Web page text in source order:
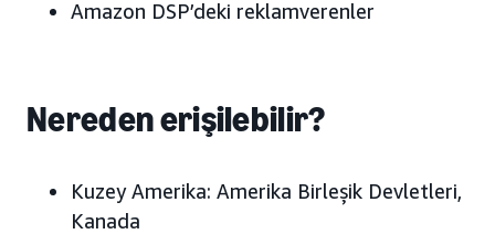
Amazon DSP’deki reklamverenler
Nereden erişilebilir?
Kuzey Amerika: Amerika Birleşik Devletleri,
Kanada